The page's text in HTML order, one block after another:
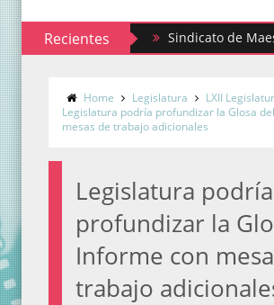
RecientesSindicato de Maestros al
Home Legislatura LXII
Legislatura podría profundizar la Glosa
mesas de trabajo adicionales
Legislatura podría
profundizar la
Informe con
trabajo